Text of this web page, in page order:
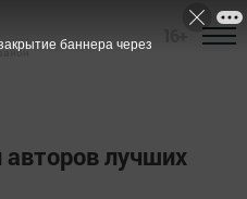
авторов лучших
баннера через